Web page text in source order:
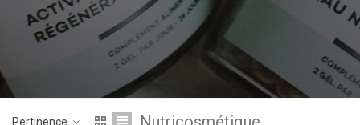
Pertinence